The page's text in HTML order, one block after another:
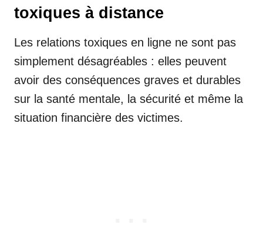
toxiques à distance
Les relations toxiques en ligne ne sont pas
simplement désagréables : elles peuvent
avoir des conséquences graves et durables
sur la santé mentale, la sécurité et même la
situation financière des victimes.